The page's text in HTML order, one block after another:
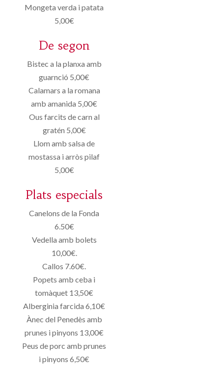
Mongeta verda i patata
5,00€
De segon
Bistec a la planxa amb
guarnció 5,00€
Calamars a la romana
amb amanida 5,00€
Ous farcits de carn al
gratén 5,00€
Llom amb salsa de
mostassa i arròs pilaf
5,00€
Plats especials
Canelons de la Fonda
6.50€
Vedella amb bolets
10,00€.
Callos 7.60€.
Popets amb ceba i
tomàquet 13,50€
Alberginia farcida 6,10€
Ànec del Penedès amb
prunes i pinyons 13,00€
Peus de porc amb prunes
i pinyons 6,50€